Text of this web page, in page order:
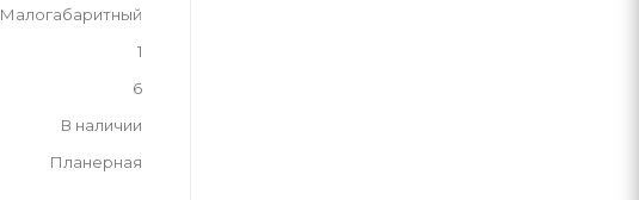
Малогабаритный
1
6
В наличии
Планерная